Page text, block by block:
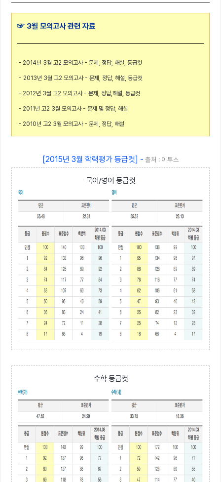
☞ 3월 모의고사 관련 자료
- 2014년 3월 고2 모의고사 - 문제, 정답, 해설, 등급컷
- 2013년 3월 고2 모의고사 - 문제, 정답, 해설, 등급컷
- 2012년 3월 고2 모의고사 - 문제, 정답,해설, 등급컷
- 2011년 고2 3월 모의고사 - 문제 및 정답, 해설
- 2010년 고2 3월 모의고사 - 문제, 정답, 해설
[2015년 3월 학력평가 등급컷] - 출처 : 이투스
국어/영어 등급컷
수학 등급컷